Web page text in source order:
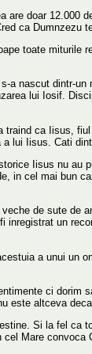
doar 12.000
ca Dumnzezu
toate
a nascut dintr-
lui Iosif.
ca Iisus,
lui Iisus. Cati
Iisus nu
in cel mai bun
de sute
un
a unui un
ci
altceva
Si la fel
Mare